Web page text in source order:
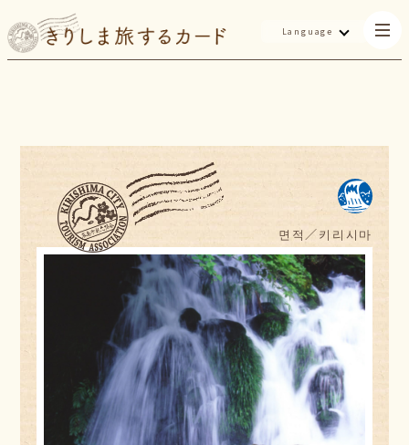
Language
면적／키리시마